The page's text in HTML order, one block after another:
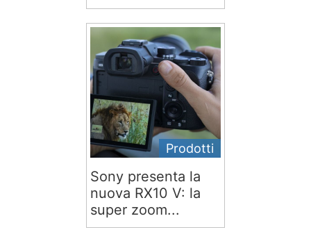
Prodotti
Sony presenta la
nuova RX10 V: la
super zoom...